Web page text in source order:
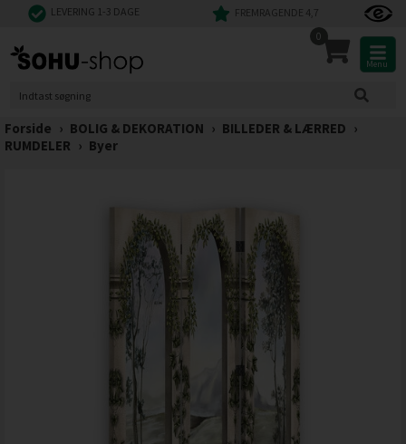
LEVERING 1-3 DAGE FREMRAGENDE 4,7
0
Menu
Forside › BOLIG & DEKORATION › BILLEDER & LÆRRED ›
RUMDELER › Byer